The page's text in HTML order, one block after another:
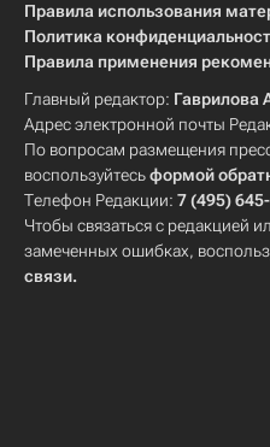
Правила использования
Политика
Правила применения
Главный редактор: Гаврилова
Адрес электронной почты
По вопросам размещения
воспользуйтесьформой
Телефон Редакции: 7 (495)
Чтобы связаться с редакцией
замеченных ошибках,
связи.